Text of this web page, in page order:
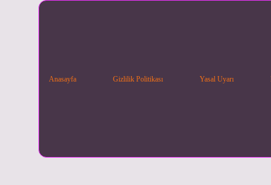
Anasayfa Gizlilik Politikası Yasal Uyarı